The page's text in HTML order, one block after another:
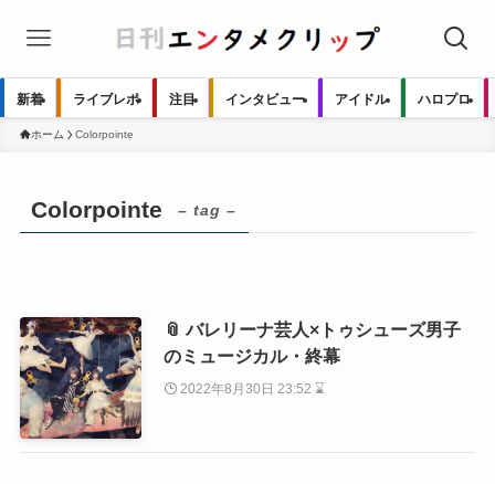
新着 ライブレポ 注目 インタビュー アイドル ハロプロ
ホーム Colorpointe
Colorpointe – tag –
📎 バレリーナ芸人×トゥシューズ男子
のミュージカル・終幕
2022年8月30日 23:52 ⌛